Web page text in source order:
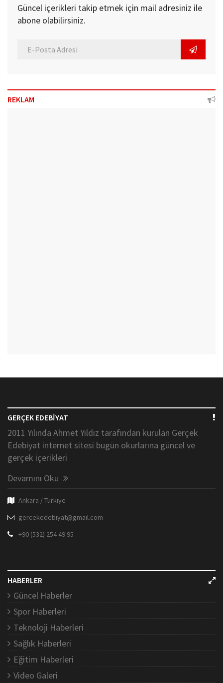
Güncel içerikleri takip etmek için mail adresiniz ile
abone olabilirsiniz.
REKLAM
GERÇEK EDEBİYAT
2011 Yılında Ahmet Yıldız tarafından kurulan Gerçek
Edebiyat internet sitesi bugün okurlarına güncel ve
gerçek içerikleri
Devamını Oku
Ankara / Türkiye
gercekedebiyat@gmail.com
+90 (532) 254 49 95
HABERLER
Güncel Haberler
Spor Haberleri
Teknoloji Haberleri
Sağlık Haberleri
Eğitim Haberleri
Video Galeri